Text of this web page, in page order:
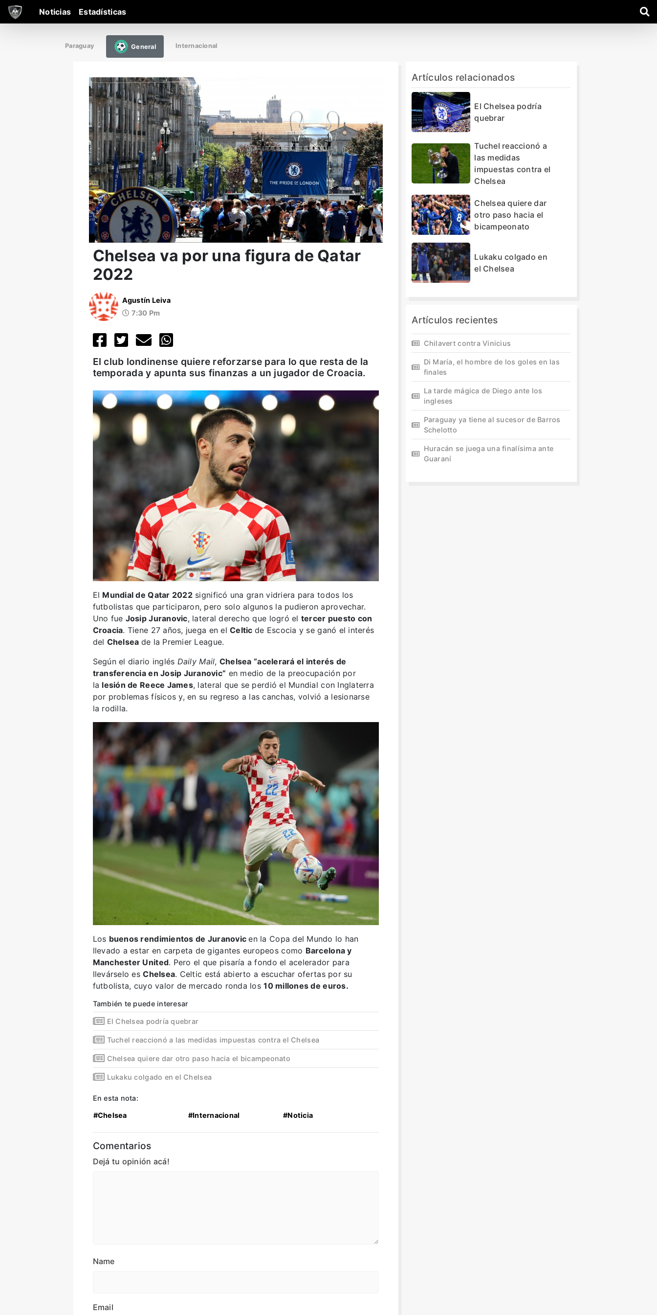
Noticias Estadísticas
Paraguay General Internacional
Chelsea va por una figura de Qatar
2022
Agustín Leiva
7:30 Pm
El club londinense quiere reforzarse para lo que resta de la
temporada y apunta sus finanzas a un jugador de Croacia.
El Mundial de Qatar 2022significó una gran vidriera para todos los
futbolistas que participaron, pero solo algunos la pudieron aprovechar.
Uno fue Josip Juranovic, lateral derecho que logró el tercer puesto con
Croacia. Tiene 27 años, juega en elCeltic de Escocia y se ganó el interés
del Chelsea de la Premier League.
Según el diario inglés Daily Mail, Chelsea “acelerará el interés de
transferencia en Josip Juranovic” en medio de la preocupación por
la lesión de Reece James, lateral que se perdió el Mundial con Inglaterra
por problemas físicos y, en su regreso a las canchas, volvió a lesionarse
la rodilla.
Los buenos rendimientos de Juranovicen la Copa del Mundo lo han
llevado a estar en carpeta de gigantes europeos como Barcelona y
Manchester United. Pero el que pisaría a fondo el acelerador para
llevárselo esChelsea. Celtic está abierto a escuchar ofertas por su
futbolista, cuyo valor de mercado ronda los10 millones de euros.
También te puede interesar
El Chelsea podría quebrar
Tuchel reaccionó a las medidas impuestas contra el Chelsea
Chelsea quiere dar otro paso hacia el bicampeonato
Lukaku colgado en el Chelsea
En esta nota:
#Chelsea #Internacional #Noticia
Comentarios
Dejá tu opinión acá!
Name
Email
Artículos relacionados
El Chelsea podría
quebrar
Tuchel reaccionó a
las medidas
impuestas contra el
Chelsea
Chelsea quiere dar
otro paso hacia el
bicampeonato
Lukaku colgado en
el Chelsea
Artículos recientes
Chilavert contra Vinicius
Di María, el hombre de los goles en las
finales
La tarde mágica de Diego ante los
ingleses
Paraguay ya tiene al sucesor de Barros
Schelotto
Huracán se juega una finalísima ante
Guaraní